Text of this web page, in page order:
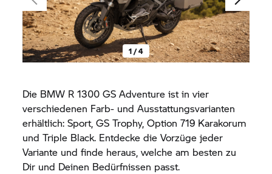
1 / 4
Die BMW R 1300 GS Adventure ist in vier
verschiedenen Farb- und Ausstattungsvarianten
erhältlich: Sport,GS Trophy, Option 719 Karakorum
und Triple Black. Entdecke die Vorzüge jeder
Variante und finde heraus, welche am besten zu
Dir und Deinen Bedürfnissen passt.